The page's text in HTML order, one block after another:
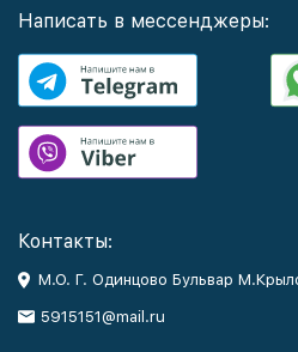
Написать в мессенджеры:
Контакты:
М.О. Г. Одинцово Бульвар
5915151@mail.ru